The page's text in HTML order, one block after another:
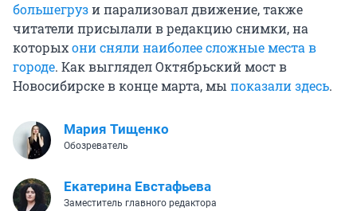
большегрузи парализовал движение, также
читатели присылали в редакцию снимки, на
которыхони сняли наиболее сложные места в
городе. Как выглядел Октябрьский мост в
Новосибирске в конце марта, мы показали здесь.
Мария Тищенко
Обозреватель
Екатерина Евстафьева
Заместитель главного редактора